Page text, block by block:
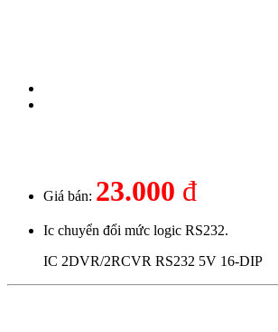
Giá bán: 23.000 đ
Ic chuyển đổi mức logic RS232.
IC 2DVR/2RCVR RS232 5V 16-DIP